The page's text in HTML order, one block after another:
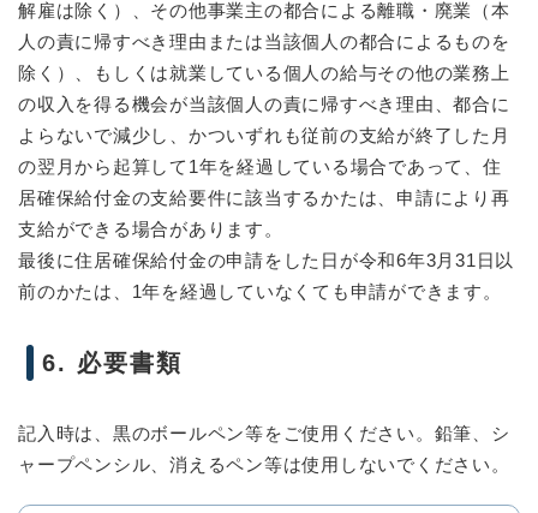
解雇は除く）、その他事業主の都合による離職・廃業（本
人の責に帰すべき理由または当該個人の都合によるものを
除く）、もしくは就業している個人の給与その他の業務上
の収入を得る機会が当該個人の責に帰すべき理由、都合に
よらないで減少し、かついずれも従前の支給が終了した月
の翌月から起算して1年を経過している場合であって、住
居確保給付金の支給要件に該当するかたは、申請により再
支給ができる場合があります。
最後に住居確保給付金の申請をした日が令和6年3月31日以
前のかたは、1年を経過していなくても申請ができます。
6. 必要書類
記入時は、黒のボールペン等をご使用ください。鉛筆、シ
ャープペンシル、消えるペン等は使用しないでください。